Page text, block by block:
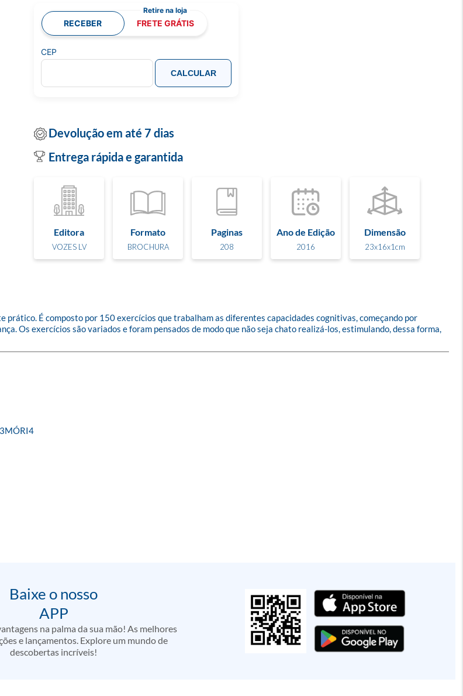
RECEBER FRETE GRÁTIS
CEP
CALCULAR
Devolução em até 7 dias
Entrega rápida e garantida
Editora
VOZES LV
Formato
BROCHURA
Paginas
208
Ano de Edição
2016
Dimensão
23x16x1cm
É composto por 150 exercícios que trabalham as diferentes capacidades cognitivas, começando por
Os exercícios são variados e foram pensados de modo que não seja chato realizá-los, estimulando, dessa forma,
Baixe o nosso
APP
na palma da sua mão! As melhores
e lançamentos. Explore um mundo de
descobertas incríveis!